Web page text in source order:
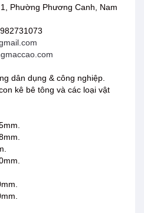
Phường Phương Canh, Nam
dân dụng & công nghiệp.
kê bê tông và các loại vật